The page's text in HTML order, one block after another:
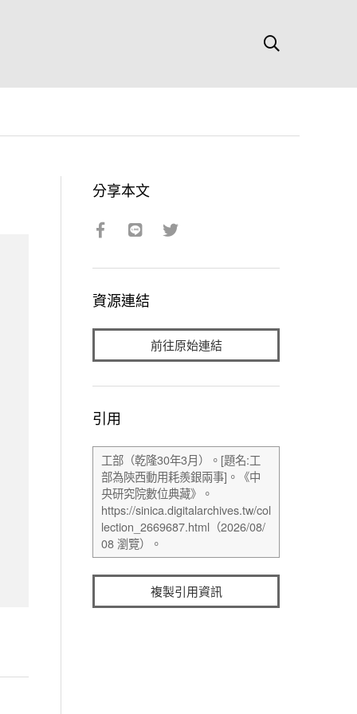
分享本文
資源連結
前往原始連結
引用
複製引用資訊